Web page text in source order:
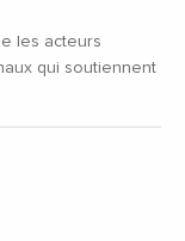
les acteurs
qui soutiennent